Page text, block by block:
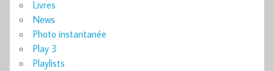
Livres
News
Photo instantanée
Play 3
Playlists